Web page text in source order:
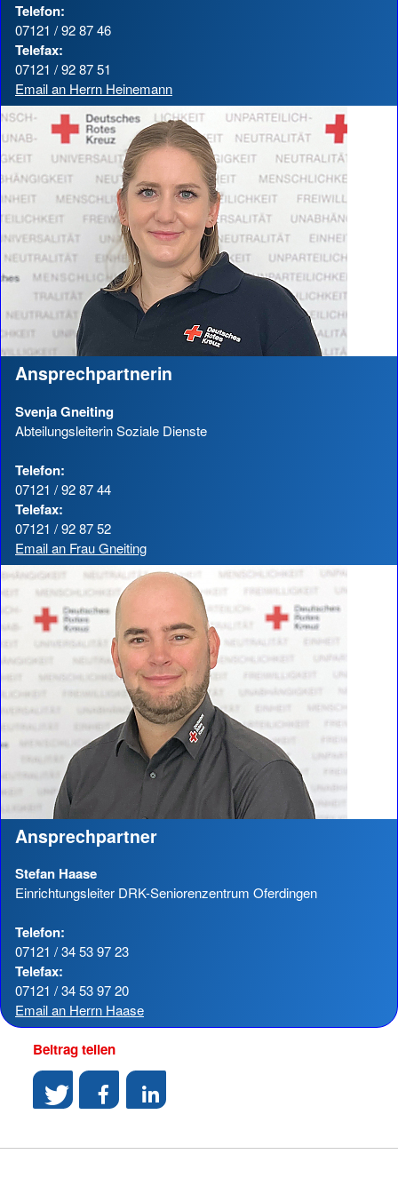
Telefon:
07121 / 92 87 46
Telefax:
07121 / 92 87 51
Email an Herrn Heinemann
Ansprechpartnerin
Svenja Gneiting
Abteilungsleiterin Soziale Dienste
Telefon:
07121 / 92 87 44
Telefax:
07121 / 92 87 52
Email an Frau Gneiting
Ansprechpartner
Stefan Haase
Einrichtungsleiter DRK-Seniorenzentrum Oferdingen
Telefon:
07121 / 34 53 97 23
Telefax:
07121 / 34 53 97 20
Email an Herrn Haase
Beitrag teilen